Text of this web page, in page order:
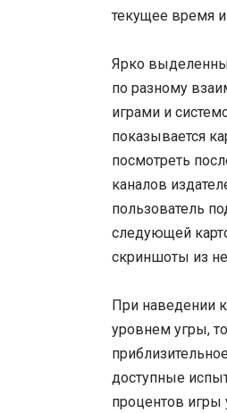
текущее время
Ярко
по разному
играми и
показывается
посмотреть
каналов
пользователь
следующей
скриншоты из
При наведении
уровнем угры,
доступные
процентов игры